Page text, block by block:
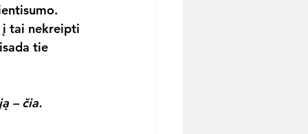
į tai nekreipti
tie
– čia.